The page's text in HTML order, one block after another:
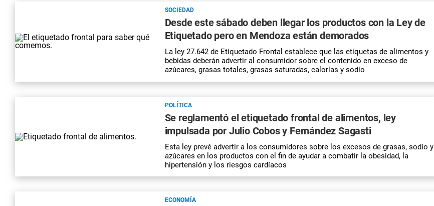
SOCIEDAD
Desde este sábado deben llegar los productos con la Ley de
Etiquetado pero en Mendoza están demorados
La ley 27.642 de Etiquetado Frontal establece que las etiquetas de alimentos y
bebidas deberán advertir al consumidor sobre el contenido en exceso de
azúcares, grasas totales, grasas saturadas, calorías y sodio
POLÍTICA
Se reglamentó el etiquetado frontal de alimentos, ley
impulsada por Julio Cobos y Fernández Sagasti
Esta ley prevé advertir a los consumidores sobre los excesos de grasas, sodio y
azúcares en los productos con el fin de ayudar a combatir la obesidad, la
hipertensión y los riesgos cardíacos
ECONOMÍA